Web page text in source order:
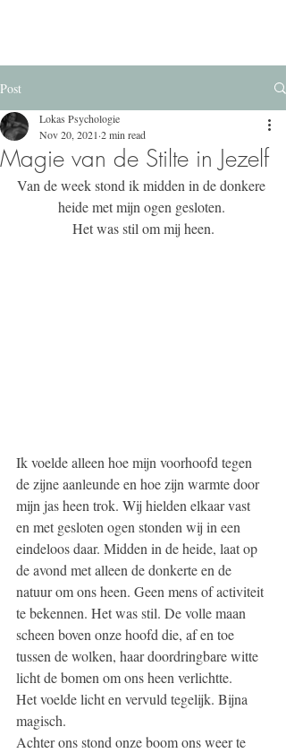
Post
Magie van de Stilte in Jezelf
Lokas Psychologie
Nov 20, 2021 2 min read
Van de week stond ik midden in de donkere
heide met mijn ogen gesloten.
Het was stil om mij heen.
Ik voelde alleen hoe mijn voorhoofd tegen
de zijne aanleunde en hoe zijn warmte door
mijn jas heen trok. Wij hielden elkaar vast
en met gesloten ogen stonden wij in een
eindeloos daar. Midden in de heide, laat op
de avond met alleen de donkerte en de
natuur om ons heen. Geen mens of activiteit
te bekennen. Het was stil. De volle maan
scheen boven onze hoofd die, af en toe
tussen de wolken, haar doordringbare witte
licht de bomen om ons heen verlichtte.
Het voelde licht en vervuld tegelijk. Bijna
magisch.
Achter ons stond onze boom ons weer te